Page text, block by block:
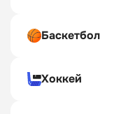
Баскетбол
Хоккей